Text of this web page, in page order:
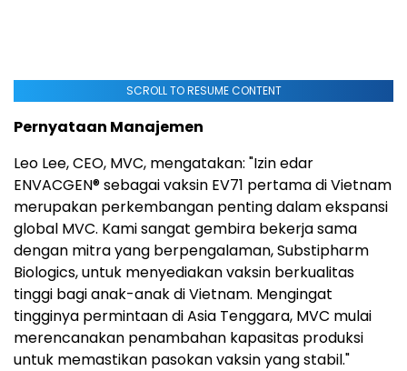
SCROLL TO RESUME CONTENT
Pernyataan Manajemen
Leo Lee, CEO, MVC, mengatakan: "Izin edar
ENVACGEN® sebagai vaksin EV71 pertama di Vietnam
merupakan perkembangan penting dalam ekspansi
global MVC. Kami sangat gembira bekerja sama
dengan mitra yang berpengalaman, Substipharm
Biologics, untuk menyediakan vaksin berkualitas
tinggi bagi anak-anak di Vietnam. Mengingat
tingginya permintaan di Asia Tenggara, MVC mulai
merencanakan penambahan kapasitas produksi
untuk memastikan pasokan vaksin yang stabil."